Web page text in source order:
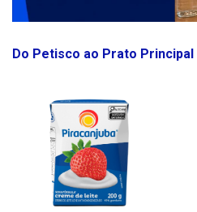
Do Petisco ao Prato Principal